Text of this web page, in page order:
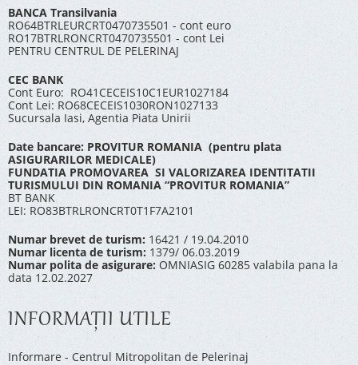
BANCA Transilvania
RO64BTRLEURCRT0470735501 - cont euro
RO17BTRLRONCRT0470735501 - cont Lei
PENTRU CENTRUL DE PELERINAJ
CEC BANK
Cont Euro: RO41CECEIS10C1EUR1027184
Cont Lei: RO68CECEIS1030RON1027133
Sucursala Iasi, Agentia Piata Unirii
Date bancare: PROVITUR ROMANIA (pentru plata
ASIGURARILOR MEDICALE)
FUNDATIA PROMOVAREA SI VALORIZAREA IDENTITATII
TURISMULUI DIN ROMANIA “PROVITUR ROMANIA”
BT BANK
LEI: RO83BTRLRONCRT0T1F7A2101
Numar brevet de turism: 16421 / 19.04.2010
Numar licenta de turism: 1379/ 06.03.2019
Numar polita de asigurare: OMNIASIG 60285 valabila pana la
data 12.02.2027
INFORMAŢII UTILE
Informare - Centrul Mitropolitan de Pelerinaj